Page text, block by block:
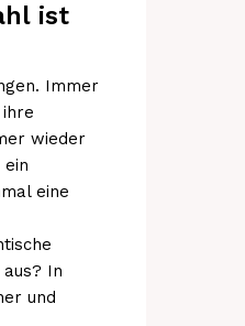
ist
Immer
wieder
eine
In
und